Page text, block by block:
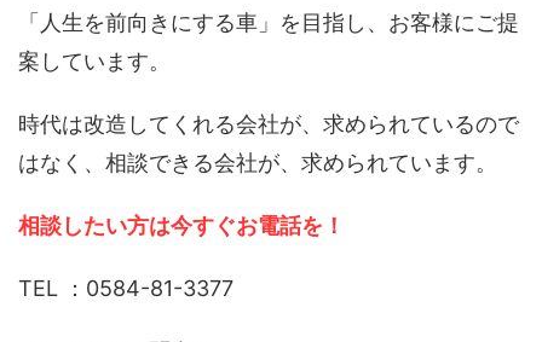
「人生を前向きにする車」を目指し、お客様にご提
案しています。
時代は改造してくれる会社が、求められているので
はなく、相談できる会社が、求められています。
相談したい方は今すぐお電話を！
TEL ：0584-81-3377